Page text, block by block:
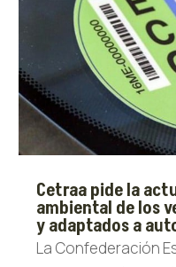
Cetraa pide la
ambiental de los
y adaptados a
La Confederación